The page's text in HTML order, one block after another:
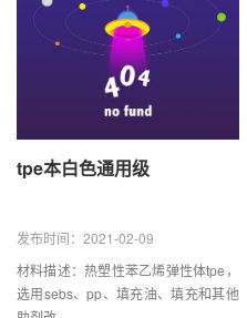
tpe本白色通用级
发布时间：2021-02-09
材料描述：热塑性苯乙烯弹性体tpe，
选用sebs、pp、填充油、填充和其他